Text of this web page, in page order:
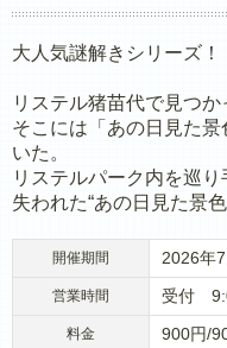
大人気謎解きシリーズ！
リステル猪苗代で見つか
そこには「あの日見た
いた。
リステルパーク内を巡り
失われた“あの日見た景色
開催期間 2026年
営業時間 受付
料金 900円/